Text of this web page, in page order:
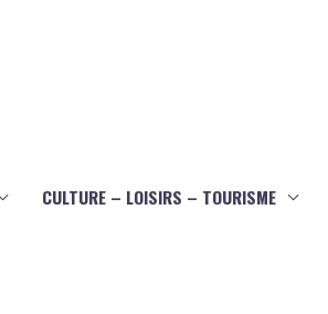
CULTURE – LOISIRS – TOURISME